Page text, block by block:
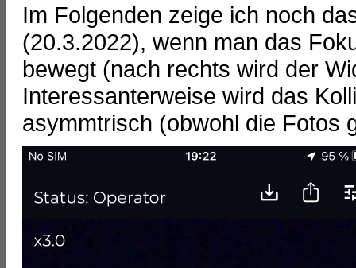
Im Folgenden zeige ich noch
(20.3.2022), wenn man das
bewegt (nach rechts wird der
Interessanterweise wird das
asymmtrisch (obwohl die Fotos